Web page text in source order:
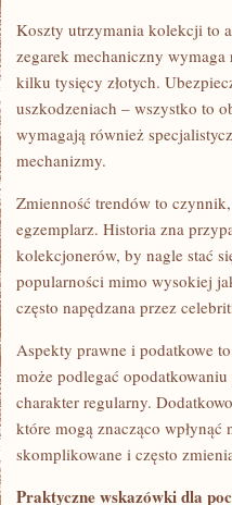
Koszty utrzymania kolekcji to
zegarek mechaniczny
kilku tysięcy złotych.
uszkodzeniach – wszystko to
wymagają również
mechanizmy.
Zmienność trendów to
egzemplarz. Historia zna
kolekcjonerów, by nagle stać
popularności mimo wysokiej
często napędzana przez
Aspekty prawne i podatkowe
może podlegać
charakter regularny.
które mogą znacząco
skomplikowane i często
Praktyczne wskazówki dla